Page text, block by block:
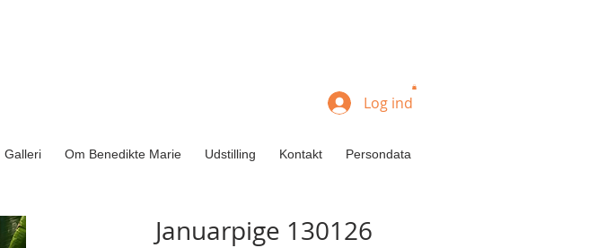
Galleri Om Benedikte Marie Udstilling Kontakt Persondata
Log ind
Januarpige 130126